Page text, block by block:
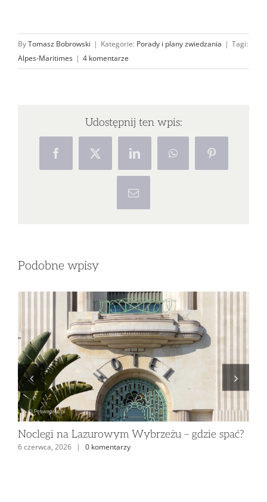
ByTomasz Bobrowski | Kategorie: Porady i plany zwiedzania | Tagi:
Alpes-Maritimes | 4 komentarze
Udostępnij ten wpis:
FacebookX LinkedInWhatsAppPinterest
Email
Podobne wpisy
Noclegi na Lazurowym Wybrzeżu – gdzie spać?
6 czerwca, 2026 | 0 komentarzy